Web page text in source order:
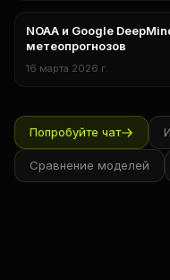
Наука
NOAA и Google
метеопрогнозов
16 марта 2026 г.
Попробуйте чат
Сравнение моделей